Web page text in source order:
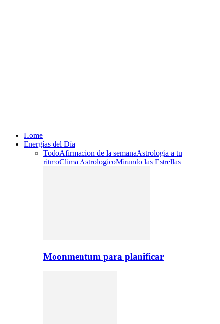
Home
Energías del Día
TodoAfirmacion de la semanaAstrologia a tu
ritmoClima AstrologicoMirando las Estrellas
Moonmentum para planificar